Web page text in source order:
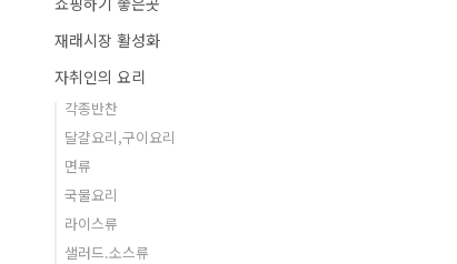
재래시장 활성화
자취인의 요리
각종반찬
달걀요리,구이요리
면류
국물요리
라이스류
샐러드.소스류